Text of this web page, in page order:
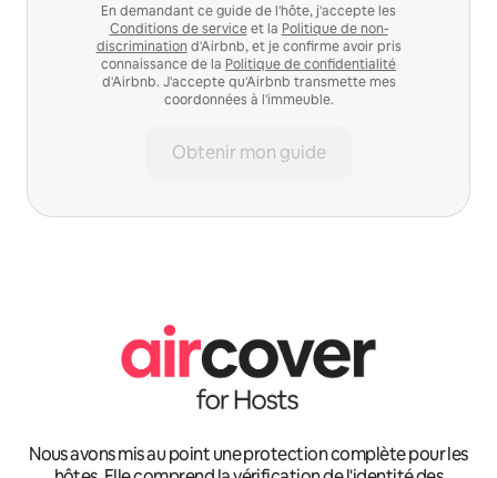
En demandant ce guide de l'hôte, j'accepte les
Conditions de serviceet la Politique de non-
discrimination d'Airbnb, et je confirme avoir pris
connaissance de la Politique de confidentialité
d'Airbnb. J'accepte qu'Airbnb transmette mes
coordonnées à l'immeuble.
Obtenir mon guide
Nous avons mis au point une protection complète pour les